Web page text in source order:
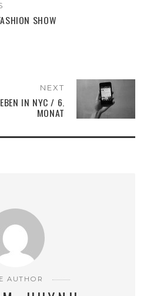
SHOW
NEXT
IN NYC / 6.
MONAT
AUTHOR